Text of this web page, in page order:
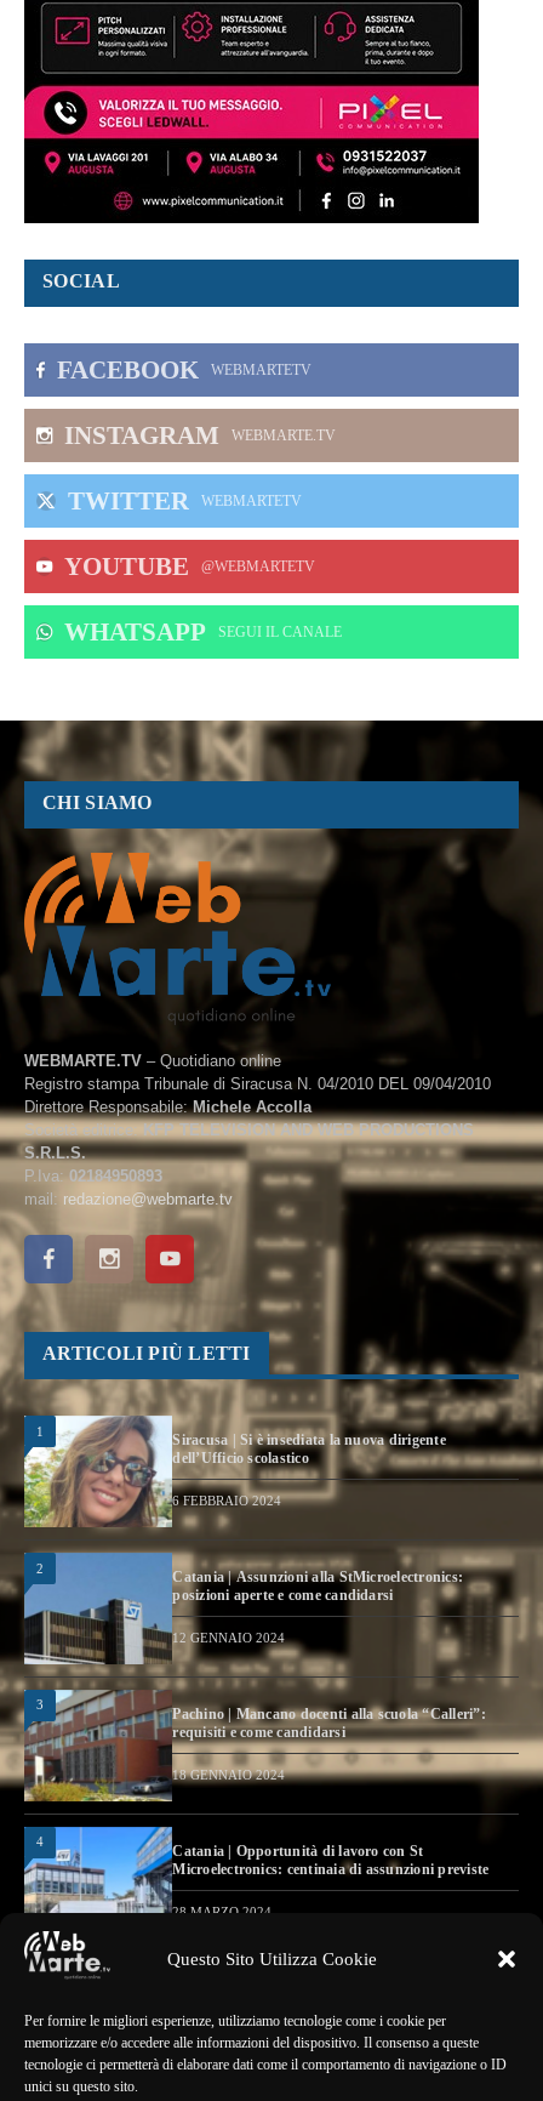
Questo Sito Utilizza Cookie
Per fornire le migliori esperienze, utilizziamo tecnologie come i cookie per
memorizzare e/o accedere alle informazioni del dispositivo. Il consenso a queste
tecnologie ci permetterà di elaborare dati come il comportamento di navigazione o ID
unici su questo sito.
SOCIAL
FACEBOOK WEBMARTETV
INSTAGRAM WEBMARTE.TV
TWITTER WEBMARTETV
YOUTUBE @WEBMARTETV
WHATSAPP ‎SEGUI IL CANALE
CHI SIAMO
WEBMARTE.TV – Quotidiano online
Registro stampa Tribunale di Siracusa N. 04/2010 DEL 09/04/2010
Direttore Responsabile:Michele Accolla
Società editrice: KFP TELEVISION AND WEB PRODUCTIONS
S.R.L.S.
P.Iva: 02184950893
mail: redazione@webmarte.tv
ARTICOLI PIÙ LETTI
1
Siracusa | Si è insediata la nuova dirigente
dell’Ufficio scolastico
6 FEBBRAIO 2024
2
Catania | Assunzioni alla StMicroelectronics:
posizioni aperte e come candidarsi
12 GENNAIO 2024
3
Pachino | Mancano docenti alla scuola “Calleri”:
requisiti e come candidarsi
18 GENNAIO 2024
4
Catania | Opportunità di lavoro con St
Microelectronics: centinaia di assunzioni previste
28 MARZO 2024
> NOTIZIE